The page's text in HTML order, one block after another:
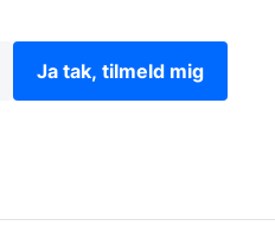
Ja tak, tilmeld mig